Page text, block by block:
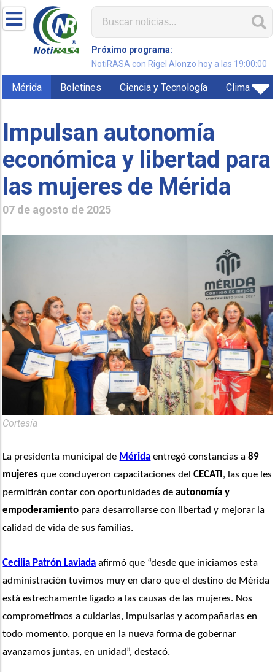
Próximo programa:
NotiRASA con Rigel Alonzo hoy a las 19:00:00
Mérida Boletines Ciencia y Tecnología Clima
Impulsan autonomía
económica y libertad para
las mujeres de Mérida
07 de agosto de 2025
Cortesía
La presidenta municipal de Mérida entregó constancias a 89
mujeres que concluyeron capacitaciones del CECATI , las que les
permitirán contar con oportunidades de autonomía y
empoderamiento para desarrollarse con libertad y mejorar la
calidad de vida de sus familias.
Cecilia Patrón Laviada afirmó que “desde que iniciamos esta
administración tuvimos muy en claro que el destino de Mérida
está estrechamente ligado a las causas de las mujeres. Nos
comprometimos a cuidarlas, impulsarlas y acompañarlas en
todo momento, porque en la nueva forma de gobernar
avanzamos juntas, en unidad”, destacó.